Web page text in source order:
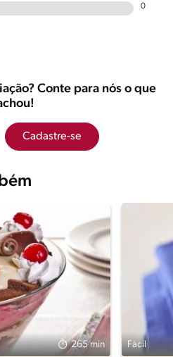
0
Conte para nós o que
Cadastre-se
265 min Fácil